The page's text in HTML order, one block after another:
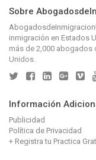
Sobre
inmigración en Estados
más de 2,000
Unidos.
Información
Publicidad
Política de Privacidad
+ Registra tu Practica